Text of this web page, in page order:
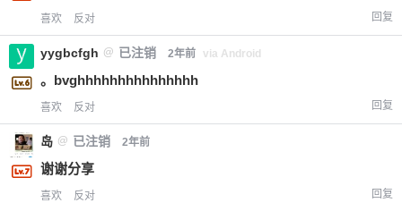
喜欢 反对 回复
yygbcfgh @ 已注销 2年前 via Android
。bvghhhhhhhhhhhhhhh
喜欢 反对 回复
岛 @ 已注销 2年前
谢谢分享
喜欢 反对 回复